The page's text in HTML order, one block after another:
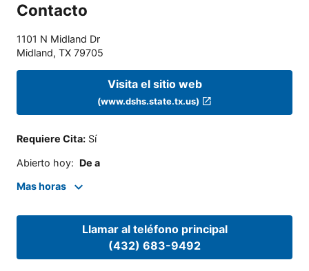
Contacto
1101 N Midland Dr
Midland, TX 79705
Visita el sitio web
(www.dshs.state.tx.us)
Requiere Cita: Sí
Abierto hoy: De a
Mas horas
Llamar al teléfono principal
(432) 683-9492